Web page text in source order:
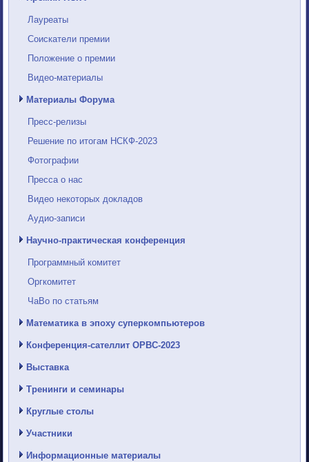
Лауреаты
Соискатели премии
Положение о премии
Видео-материалы
Материалы Форума
Пресс-релизы
Решение по итогам НСКФ-2023
Фотографии
Пресса о нас
Видео некоторых докладов
Аудио-записи
Научно-практическая конференция
Программный комитет
Оргкомитет
ЧаВо по статьям
Математика в эпоху суперкомпьютеров
Конференция-сателлит ОРВС-2023
Выставка
Тренинги и семинары
Круглые столы
Участники
Информационные материалы